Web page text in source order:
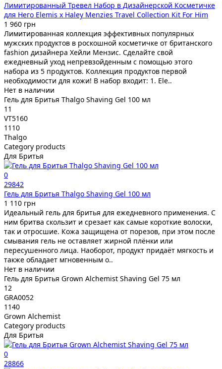
Лимитированный Тревел Набор в Дизайнерской Косметичке
для Него Elemis x Haley Menzies Travel Collection Kit For Him
1 960 грн
Лимитированная коллекция эффективных популярных
мужских продуктов в роскошной косметичке от британского
fashion дизайнера Хейли Мензис. Сделайте свой
ежедневный уход непревзойденным с помощью этого
набора из 5 продуктов. Коллекция продуктов первой
необходимости для кожи! В набор входит: 1. Ele..
Нет в наличии
Гель для Бритья Thalgo Shaving Gel 100 мл
11
VT5160
1110
Thalgo
Category products
Для Бритья
0
29842
Гель для Бритья Thalgo Shaving Gel 100 мл
1 110 грн
Идеальный гель для бритья для ежедневного применения. С
ним бритва скользит и срезает как самые короткие волоски,
так и отросшие. Кожа защищена от порезов, при этом после
смывания гель не оставляет жирной плёнки или
пересушенного лица. Наоборот, продукт придаёт мягкость и
также обладает мгновенным о..
Нет в наличии
Гель для Бритья Grown Alchemist Shaving Gel 75 мл
12
GRA0052
1140
Grown Alchemist
Category products
Для Бритья
0
28866